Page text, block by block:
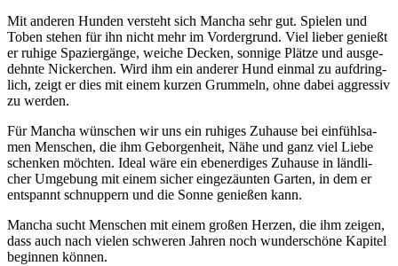
Mit ande­ren Hun­den ver­steht sich Man­cha sehr gut. Spie­len und
Toben ste­hen für ihn nicht mehr im Vor­der­grund. Viel lie­ber genießt
er ruhi­ge Spa­zier­gän­ge, wei­che Decken, son­ni­ge Plät­ze und aus­ge­
dehn­te Nicker­chen. Wird ihm ein ande­rer Hund ein­mal zu auf­dring­
lich, zeigt er dies mit einem kur­zen Grum­meln, ohne dabei aggres­siv
zu wer­den.
Für Man­cha wün­schen wir uns ein ruhi­ges Zuhau­se bei ein­fühl­sa­
men Men­schen, die ihm Gebor­gen­heit, Nähe und ganz viel Lie­be
schen­ken möch­ten. Ide­al wäre ein eben­erdi­ges Zuhau­se in länd­li­
cher Umge­bung mit einem sicher ein­ge­zäun­ten Gar­ten, in dem er
ent­spannt schnup­pern und die Son­ne genie­ßen kann.
Man­cha sucht Men­schen mit einem gro­ßen Her­zen, die ihm zei­gen,
dass auch nach vie­len schwe­ren Jah­ren noch wun­der­schö­ne Kapi­tel
begin­nen kön­nen.